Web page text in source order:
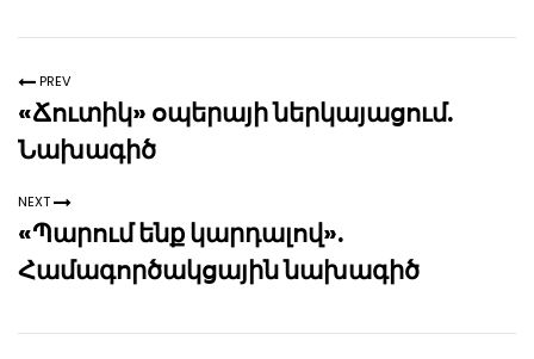
PREV
«Ճուտիկ» օպերայի ներկայացում.
Նախագիծ
NEXT
«Պարում ենք կարդալով».
Համագործակցային նախագիծ